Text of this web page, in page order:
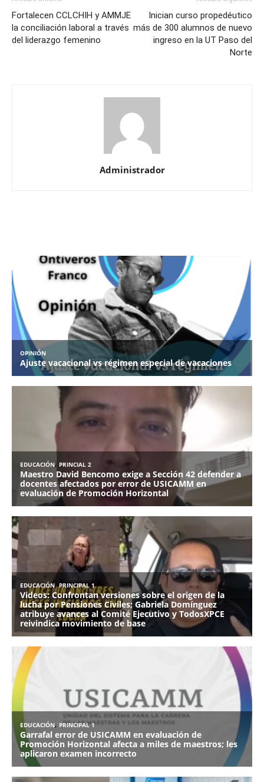
Fortalecen CCLCHIH y AMMJE
la conciliación laboral a través
del liderazgo femenino
Inician curso propedéutico
más de 300 alumnos de nuevo
ingreso en la UT Paso del
Norte
Administrador